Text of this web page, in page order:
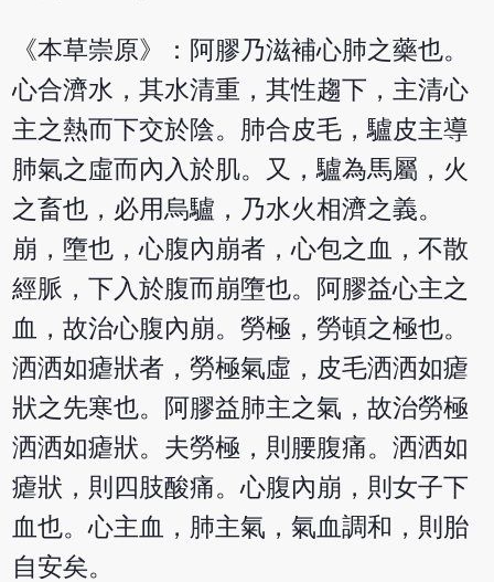
《本草崇原》：阿膠乃滋補心肺之藥也。
心合濟水，其水清重，其性趨下，主清心
主之熱而下交於陰。肺合皮毛，驢皮主導
肺氣之虛而內入於肌。又，驢為馬屬，火
之畜也，必用烏驢，乃水火相濟之義。
崩，墮也，心腹內崩者，心包之血，不散
經脈，下入於腹而崩墮也。阿膠益心主之
血，故治心腹內崩。勞極，勞頓之極也。
洒洒如瘧狀者，勞極氣虛，皮毛洒洒如瘧
狀之先寒也。阿膠益肺主之氣，故治勞極
洒洒如瘧狀。夫勞極，則腰腹痛。洒洒如
瘧狀，則四肢酸痛。心腹內崩，則女子下
血也。心主血，肺主氣，氣血調和，則胎
自安矣。